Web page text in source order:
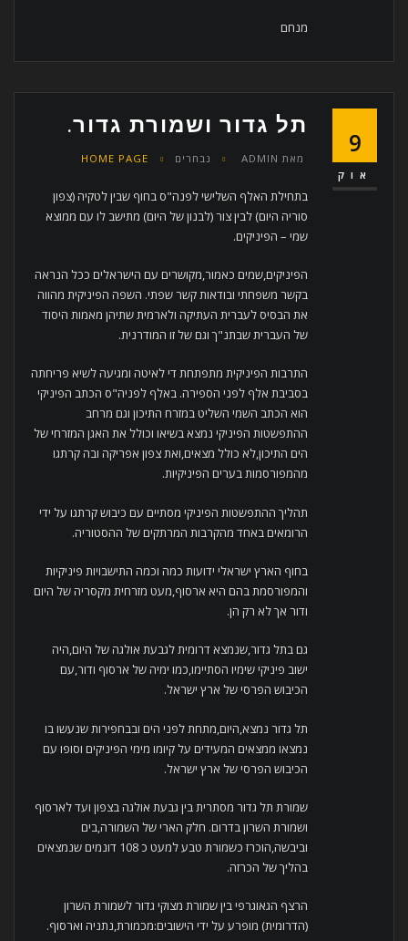
מנחם
9
אוק
תל גדור ושמורת גדור.
מאת ADMIN נבחרים HOME PAGE
בתחילת האלף השלישי לפנה"ס בחוף שבין לטקיה (צפון
סוריה היום) לבין צור (לבנון של היום) מתישב לו עם ממוצא
שמי – הפיניקים.
הפיניקים,שמים כאמור,מקושרים עם הישראלים ככל הנראה
בקשר משפחתי ובודאות קשר שפתי. השפה הפיניקית מהווה
את הבסיס לעברית העתיקה ולארמית שתיהן מאמות היסוד
של העברית שבתנ"ך וגם של זו המודרנית.
התרבות הפיניקית מתפתחת די לאיטה ומגיעה לשיא פריחתה
בסביבת אלף לפני הספירה. באלף לפניה"ס הכתב הפיניקי
הוא הכתב השמי השליט במזרח התיכון וגם מרחב
ההתפשטות הפיניקי נמצא בשיאו וכולל את האגן המזרחי של
הים התיכון,לא כולל מצאים,ואת צפון אפריקה ובה קרתגו
מהמפורסמות בערים הפיניקיות.
תהליך ההתפשטות הפיניקי מסתיים עם כיבוש קרתגו על ידי
הרומאים באחד מהקרבות המרתקים של ההסטוריה.
בחוף הארץ ישראלי ידועות כמה וכמה התישבויות פיניקיות
והמפורסמת בהם היא ארסוף,מעט מזרחית מקסריה של היום
ודור אך לא רק הן.
גם בתל גדור,שנמצא דרומית לגבעת אולגה של היום,היה
ישוב פיניקי שימיו הסתיימו,כמו ימיה של ארסוף ודור,עם
הכיבוש הפרסי של ארץ ישראל.
תל גדור נמצא,היום,מתחת לפני הים ובבחפירות שנעשו בו
נמצאו ממצאים המעידים על קיומו מימי הפיניקים וסופו עם
הכיבוש הפרסי של ארץ ישראל.
שמורת תל גדור מסתרית בין גבעת אולגה בצפון ועד לארסוף
ושמורת השרון בדרום. חלק הארי של השמורה,בים
וביבשה,הוכרז כשמורת טבע למעט כ 108 דונמים שנמצאים
בהליך של הכרזה.
הרצף הגאוגרפי בין שמורת מצוקי גדור לשמורת השרון
(הדרומית) מופרע על ידי הישובים:מכמורת,נתניה וארסוף.